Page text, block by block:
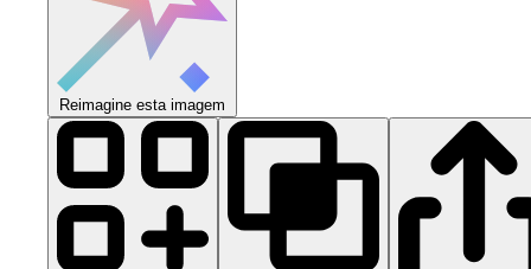
Reimagine esta imagem